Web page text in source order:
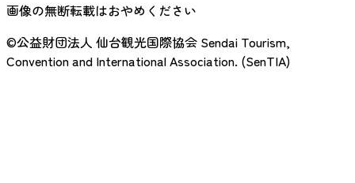
画像の無断転載はおやめください
©公益財団法人 仙台観光国際協会 Sendai Tourism,
Convention and International Association. (SenTIA)